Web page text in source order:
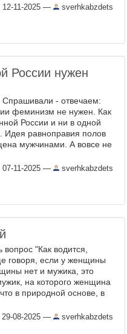
12-11-2025 — sverhkabzdets
России нужен
- отвечаем:
феминизм не нужен. Как
России и ни в одной
Идея равноправия полов
мужчинами. А вовсе не
07-11-2025 — sverhkabzdets
"Как водится,
говоря, если у женщины
нет и мужика, это
на которого женщина
в природной основе, в
29-08-2025 — sverhkabzdets